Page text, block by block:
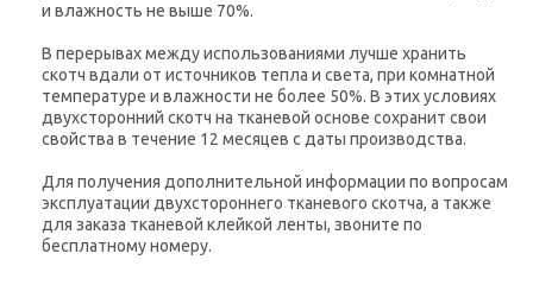
и влажность не выше 70%.
В перерывах между использованиями лучше хранить
скотч вдали от источников тепла и света, при комнатной
температуре и влажности не более 50%. В этих условиях
двухсторонний скотч на тканевой основе сохранит свои
свойства в течение 12 месяцев с даты производства.
Для получения дополнительной информации по вопросам
эксплуатации двухстороннего тканевого скотча, а также
для заказа тканевой клейкой ленты, звоните по
бесплатному номеру.